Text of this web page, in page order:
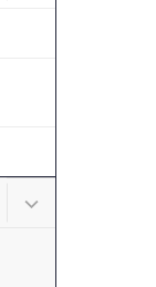
Undermeny för